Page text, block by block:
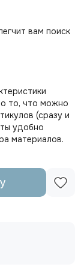
вам поиск
то, что можно
(сразу и
удобно
материалов.